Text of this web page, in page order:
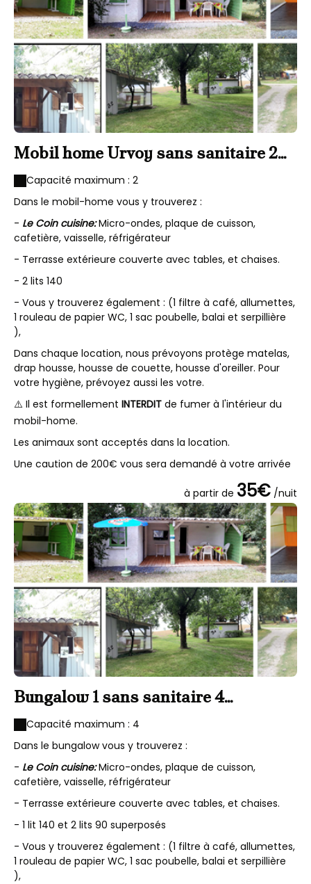
Mobil home Urvoy sans sanitaire 2
personnes
Capacité maximum : 2
Dans le mobil-home vous y trouverez :
- Le Coin cuisine:Micro-ondes, plaque de cuisson,
cafetière, vaisselle, réfrigérateur
- Terrasse extérieure couverte avec tables, et chaises.
- 2 lits 140
- Vous y trouverez également : (1 filtre à café, allumettes,
1 rouleau de papier WC, 1 sac poubelle, balai et serpillière
),
Dans chaque location, nous prévoyons protège matelas,
drap housse, housse de couette, housse d'oreiller. Pour
votre hygiène, prévoyez aussi les votre.
⚠️ Il est formellement INTERDIT de fumer à l'intérieur du
mobil-home.
Les animaux sont acceptés dans la location.
Une caution de 200€ vous sera demandé à votre arrivée
à partir de 35€ /nuit
Bungalow 1 sans sanitaire 4
personnes
Capacité maximum : 4
Dans le bungalow vous y trouverez :
- Le Coin cuisine:Micro-ondes, plaque de cuisson,
cafetière, vaisselle, réfrigérateur
- Terrasse extérieure couverte avec tables, et chaises.
- 1 lit 140 et 2 lits 90 superposés
- Vous y trouverez également : (1 filtre à café, allumettes,
1 rouleau de papier WC, 1 sac poubelle, balai et serpillière
),